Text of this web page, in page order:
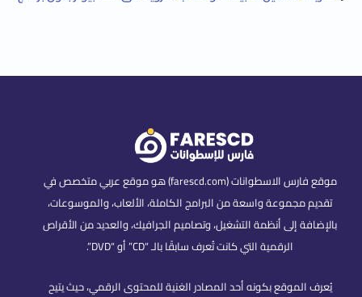
موقع فارس الاسطوانات (farescd.com) هو موقع عربي متخصص في
تقديم مجموعة واسعة من البرامج الكاملة، الألعاب، والموسوعات،
بالإضافة إلى أنظمة التشغيل، وتصاميم الجرافيك، والعديد من الأقراص
الرقمية التي كانت تُعرف سابقًا بالـ “CD” أو “DVD”.
يُعرف الموقع بكونه أحد المصادر الغنية للمحتوى الرقمي، حيث يتيح